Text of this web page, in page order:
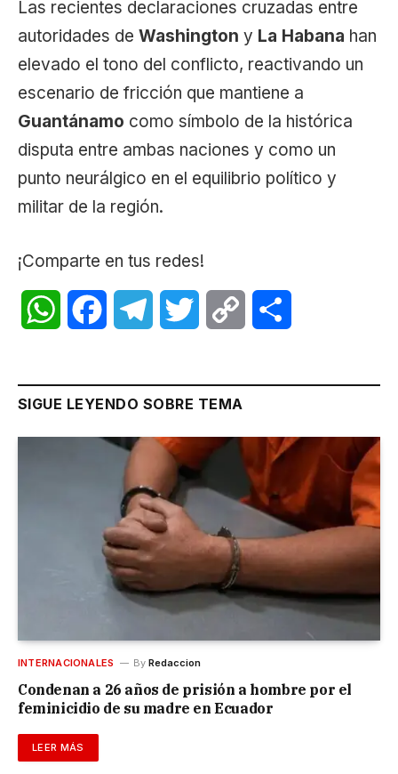
Las recientes declaraciones cruzadas entre
autoridades de Washington y La Habana han
elevado el tono del conflicto, reactivando un
escenario de fricción que mantiene a
Guantánamo como símbolo de la histórica
disputa entre ambas naciones y como un
punto neurálgico en el equilibrio político y
militar de la región.
¡Comparte en tus redes!
WhatsAppFacebookTelegramTwitter Copy
SIGUE LEYENDO SOBRE TEMA
INTERNACIONALES By Redaccion
Condenan a 26 años de prisión a hombre por el
feminicidio de su madre en Ecuador
LEER MÁS